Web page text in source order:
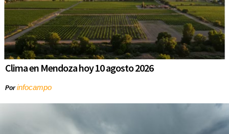
Clima en Mendoza hoy 10 agosto 2026
Porinfocampo